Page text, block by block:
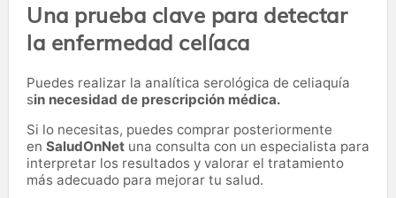
Una prueba clave para detectar
la enfermedad celíaca
Puedes realizar la analítica serológica de celiaquía
sin necesidad de prescripción médica.
Si lo necesitas, puedes comprar posteriormente
en SaludOnNet una consulta con un especialista para
interpretar los resultados y valorar el tratamiento
más adecuado para mejorar tu salud.